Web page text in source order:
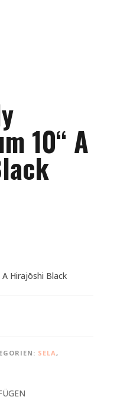
10“ A
Hirajōshi Black
SELA,